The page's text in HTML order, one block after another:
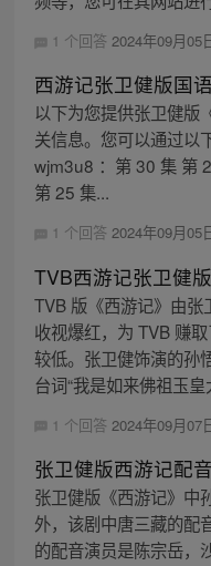
1 个回答 2024年09月05
西游记张卫健版国
以下为您提供张卫健版
关信息。您可以通过以
wjm3u8 ：第 30 集 第
第 25 集...
1 个回答 2024年09月05
TVB西游记张卫健版
TVB 版《西游记》由
收视爆红，为 TVB 赚
较低。张卫健饰演的孙
台词“我是如来佛祖玉
1 个回答 2024年09月07
张卫健版西游记配
张卫健版《西游记》中
外，该剧中唐三藏的配
的配音演员是陈宗岳，